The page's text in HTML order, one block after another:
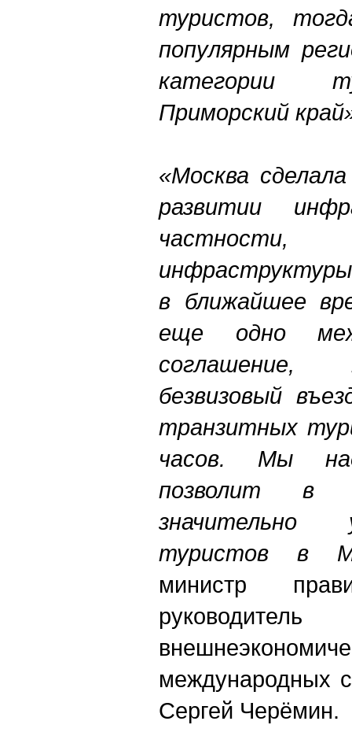
туристов,
популярным
категории
Приморский
«Москва
развитии
в ближайшее
еще одно
соглашение,
безвизовый
транзитных
часов. Мы
позволит в
значительно
туристов в
министр
международных
Сергей Черёмин.